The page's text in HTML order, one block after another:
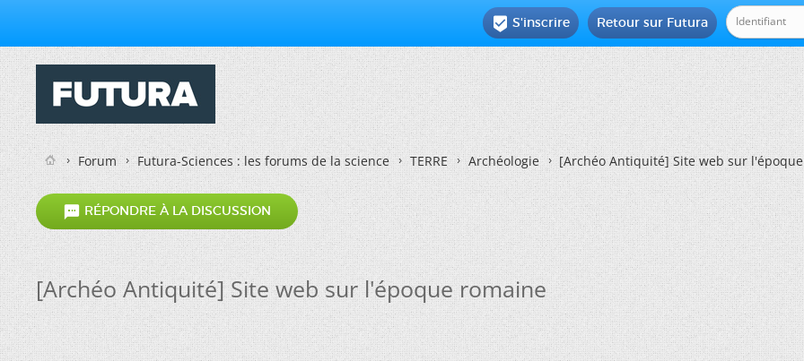
Retour sur Futura
 S'inscrire
Forum Futura-Sciences : les forums de la science TERRE Archéologie [Archéo Antiquité] Site web sur
 RÉPONDRE À LA DISCUSSION
[Archéo Antiquité] Site web sur l'époque romaine